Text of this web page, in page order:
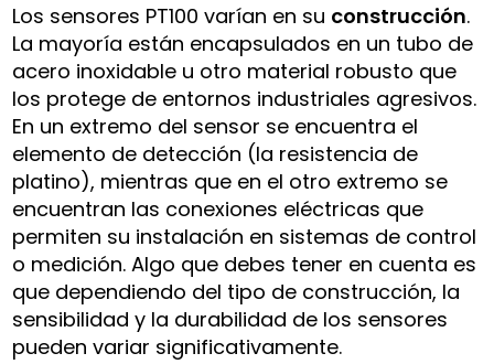
Los sensores PT100 varían en su construcción.
La mayoría están encapsulados en un tubo de
acero inoxidable u otro material robusto que
los protege de entornos industriales agresivos.
En un extremo del sensor se encuentra el
elemento de detección (la resistencia de
platino), mientras que en el otro extremo se
encuentran las conexiones eléctricas que
permiten su instalación en sistemas de control
o medición. Algo que debes tener en cuenta es
que dependiendo del tipo de construcción, la
sensibilidad y la durabilidad de los sensores
pueden variar significativamente.